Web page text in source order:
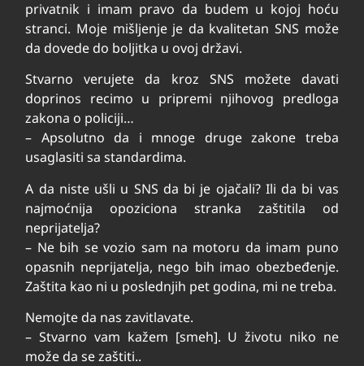
privatnik i imam pravo da budem u kojoj hoću
stranci. Moje mišljenje je da kvalitetan SNS može
da dovede do boljitka u ovoj državi.
Stvarno verujete da kroz SNS možete davati
doprinos recimo u pripremi njihovog predloga
zakona o policiji…
– Apsolutno da i mnoge druge zakone treba
usaglasiti sa standardima.
A da niste ušli u SNS da bi je ojačali? Ili da bi vas
najmoćnija opoziciona stranka zaštitila od
neprijatelja?
– Ne bih se vozio sam na motoru da imam puno
opasnih neprijatelja, nego bih imao obezbeđenje.
Zaštita kao ni u poslednjih pet godina, mi ne treba.
Nemojte da nas zavitlavate.
– Stvarno vam kažem [smeh]. U životu niko ne
može da se zaštiti..